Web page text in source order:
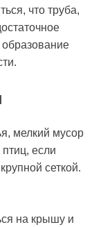
что труба,
мелкий мусор
если
сеткой.
на крышу и